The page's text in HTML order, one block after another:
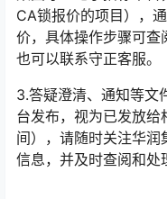
CA锁报价的项目），
价，具体操作步骤可查
也可以联系守正客服。
3.答疑澄清、通知等文
台发布，视为已发放
间），请随时关注华
信息，并及时查阅和处